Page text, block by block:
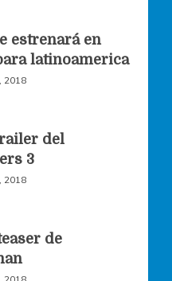
r
estrenará en
latinoamerica
2018
del
3
2018
de